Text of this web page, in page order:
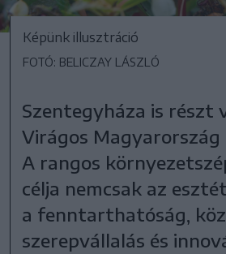
Képünk illusztráció
FOTÓ: BELICZAY LÁSZLÓ
Szentegyháza is részt
Virágos
A rangos
célja nemcsak az
a fenntarthatóság,
szerepvállalás és